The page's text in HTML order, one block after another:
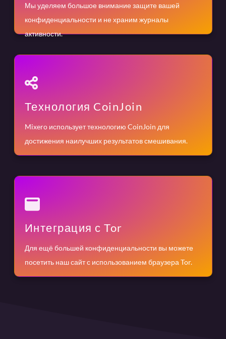
Мы уделяем большое внимание защите вашей
конфиденциальности и не храним журналы
активности.
Технология CoinJoin
Mixero использует технологию CoinJoin для
достижения наилучших результатов смешивания.
Интеграция с Tor
Для ещё большей конфиденциальности вы можете
посетить наш сайт с использованием браузера Tor.